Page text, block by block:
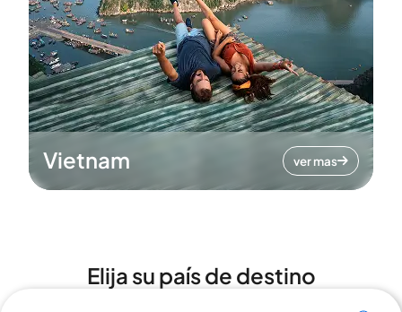
Vietnam ver mas
Elija su país de destino